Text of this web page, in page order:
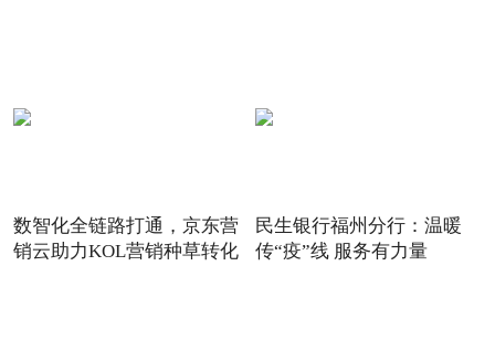
数智化全链路打通，京东营
销云助力KOL营销种草转化
民生银行福州分行：温暖
传“疫”线 服务有力量